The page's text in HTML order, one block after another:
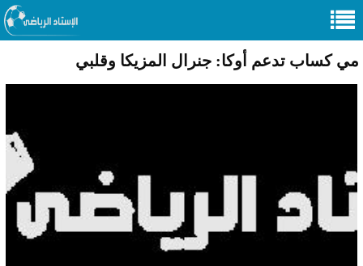
مي كساب تدعم أوكا: جنرال المزيكا وقلبي